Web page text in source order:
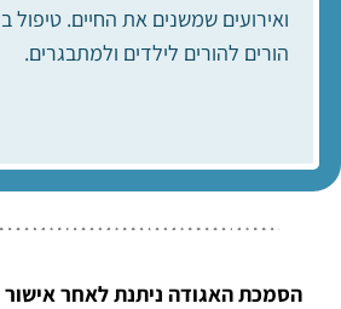
ואירועים שמשנים את החיים.
הורים להורים לילדים ולמתבגרים.
הסמכת האגודה ניתנת לאחר